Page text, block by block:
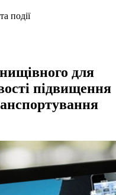
події
для
підвищення